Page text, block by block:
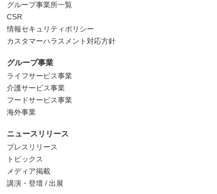
グループ事業所一覧
CSR
情報セキュリティポリシー
カスタマーハラスメント対応方針
グループ事業
ライフサービス事業
介護サービス事業
フードサービス事業
海外事業
ニュースリリース
プレスリリース
トピックス
メディア掲載
講演・登壇 / 出展